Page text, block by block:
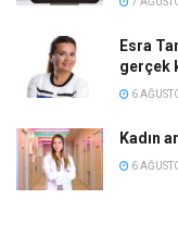
Esra
gerçek
6
Kadın
6